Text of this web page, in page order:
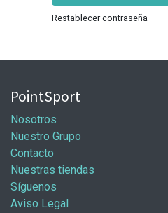
Restablecer contraseña
PointSport
Nosotros
Nuestro Grupo
Contacto
Nuestras tiendas
Síguenos
Aviso Legal